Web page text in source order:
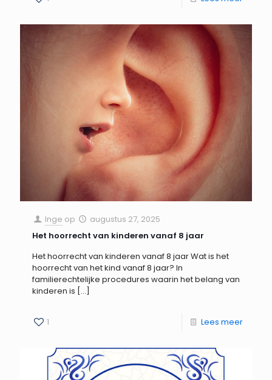
Inge op
augustus 27, 2025
Het hoorrecht van kinderen vanaf 8 jaar
Het hoorrecht van kinderen vanaf 8 jaar Wat is het
hoorrecht van het kind vanaf 8 jaar? In
familierechtelijke procedures waarin het belang van
kinderen is […]
1 Lees meer